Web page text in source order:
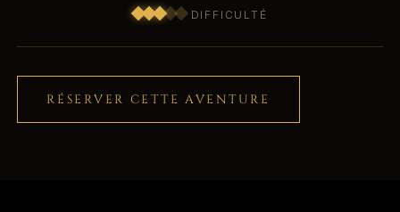
DIFFICULTÉ
RÉSERVER CETTE AVENTURE